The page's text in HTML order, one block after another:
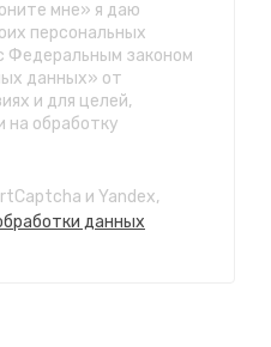
мне» я даю
персональных
Федеральным законом
данных» от
и для целей,
на обработку
и Yandex,
данных